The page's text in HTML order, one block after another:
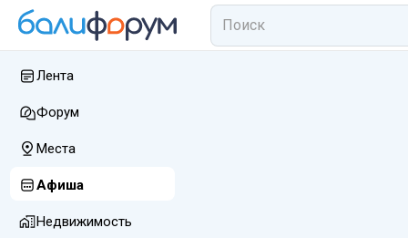
Лента
Форум
Места
Афиша
Недвижимость